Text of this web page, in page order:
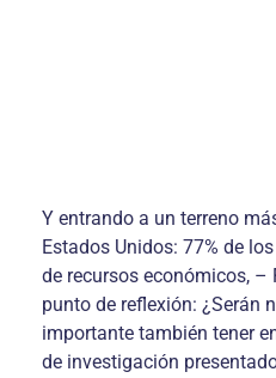
Y entrando a un terreno
Estados Unidos: 77% de
de recursos económicos, –
punto de reflexión: ¿Serán
importante también tener
de investigación